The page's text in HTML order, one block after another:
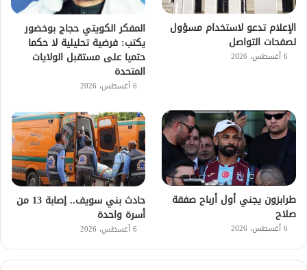
الإعلام تدعو لاستخدام مسؤول
لصفحات التواصل
6 أغسطس، 2026
المفكر الكويتي حجاج بوخضور
يكتب: فرضية تحليلية لا حكما
حتميا على مستقبل الولايات
المتحدة
6 أغسطس، 2026
طرابزون يجني أول أرباح صفقة
صلاح
6 أغسطس، 2026
حادث بني سويف.. إصابة 13 من
أسرة واحدة
6 أغسطس، 2026